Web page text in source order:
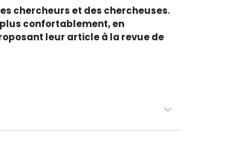
chercheurs et des chercheuses.
plus confortablement, en
leur article à la revue de